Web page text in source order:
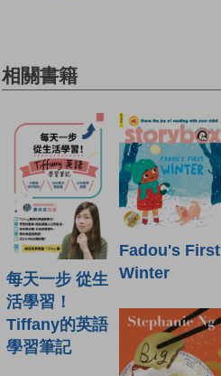
相關書籍
每天一步 從生
活學習！
Tiffany的英語
學習筆記
Fadou's First
Winter